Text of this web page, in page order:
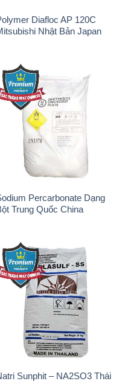
Sodium Percarbonate Dạng
Bột Trung Quốc China
Natri Sunphit – NA2SO3 Thái